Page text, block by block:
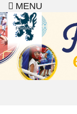
Aller au contenu principal